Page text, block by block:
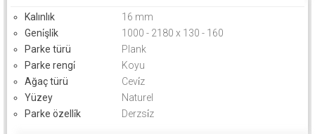
Kalınlık
16 mm
Geni̇şli̇k
1000 - 2180 x 130 - 160
Parke türü
Plank
Parke rengi̇
Koyu
Ağaç türü
Cevi̇z
Yüzey
Naturel
Parke özelli̇k
Derzsi̇z